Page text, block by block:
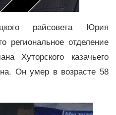
райсовета Юрия
региональное отделение
Хуторского казачьего
Он умер в возрасте 58